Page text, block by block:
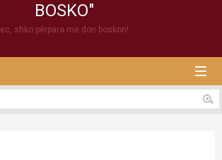
BOSKO"
ec, shko përpara me don boskon!